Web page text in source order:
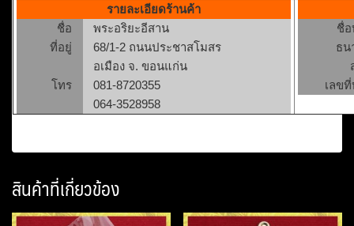
รายละเอียดร้านค้า
ชื่อ
พระอริยะอีสาน
ที่อยู่
68/1-2 ถนนประชาสโมสร
อเมือง จ. ขอนแก่น
โทร
081-8720355
064-3528958
ชื่
ธน
เลข
สินค้าที่เกี่ยวข้อง